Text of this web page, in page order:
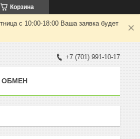
Корзина
с 10:00-18:00 Ваша заявка будет
+7 (701) 991-10-17
ОБМЕН